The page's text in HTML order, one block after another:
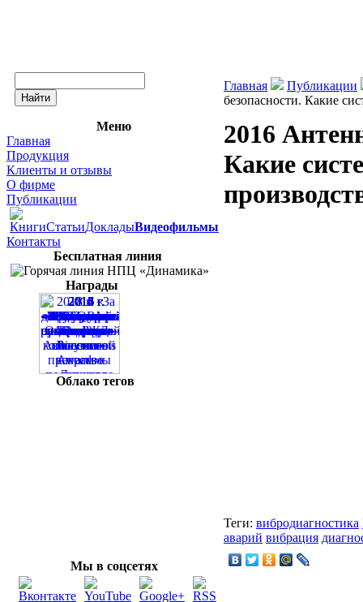
Меню
Главная
Продукция
Клиенты и отзывы
О фирме
Публикации
КнигиСтатьиДокладыВидеофильмы
Контакты
Бесплатная линия
Награды
Облако тегов
Мы в соцсетях
Главная
Публикации
безопасности. Какие
2016
Какие
Теги: вибродиагностика
аварий вибрация